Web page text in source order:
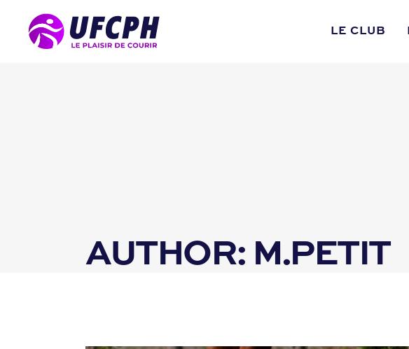
LE CLUB
AUTHOR: M.PETIT